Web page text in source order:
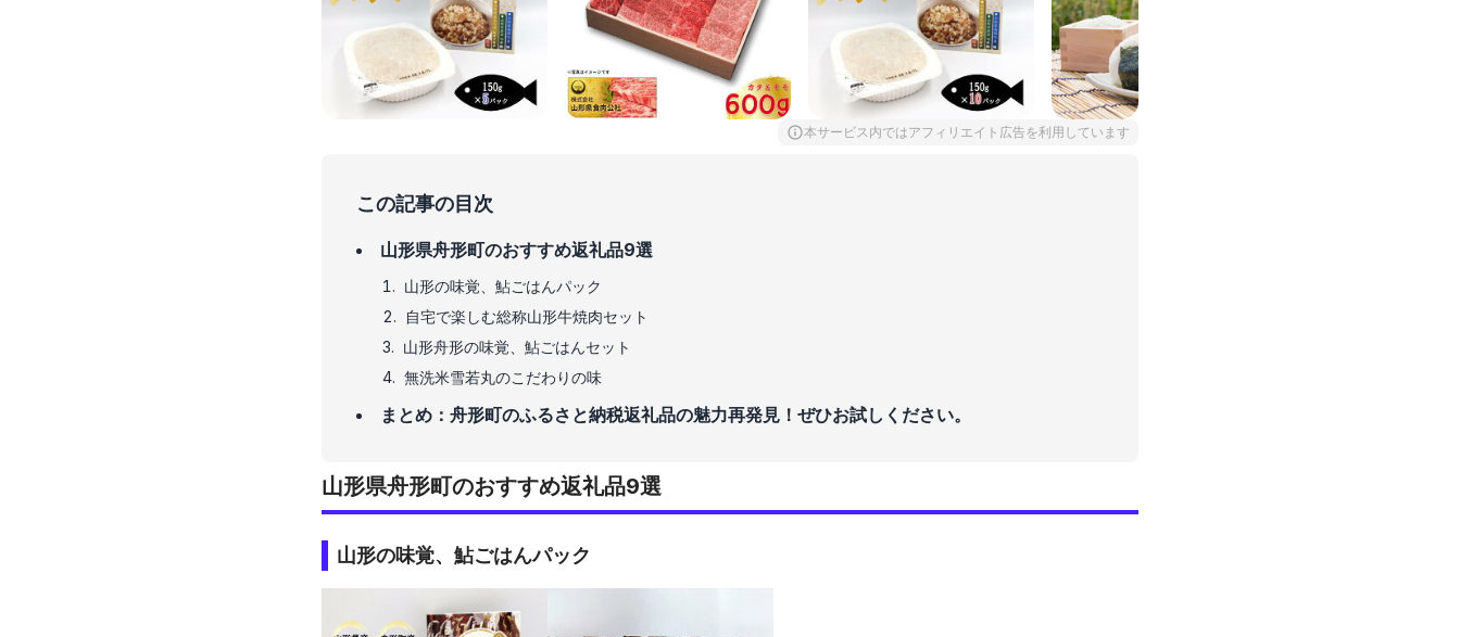
本サービス内ではアフィリエイト広告を利用しています
この記事の目次
山形県舟形町のおすすめ返礼品9選
山形の味覚、鮎ごはんパック
自宅で楽しむ総称山形牛焼肉セット
山形舟形の味覚、鮎ごはんセット
無洗米雪若丸のこだわりの味
まとめ：舟形町のふるさと納税返礼品の魅力再発見！ぜひお試しください。
山形県舟形町のおすすめ返礼品9選
山形の味覚、鮎ごはんパック